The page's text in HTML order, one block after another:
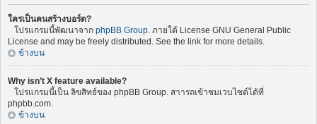
ใครเป็นคนสร้างบอร์ด?
โปรแกรมนี้พัฒนาจาก phpBB Group. ภายใต้ License GNU General Public
License and may be freely distributed. See the link for more details.
ข้างบน
Why isn’t X feature available?
โปรแกรมนี้เป็น ลิขสิทธ์ของ phpBB Group. สาารถเข้าชมเวบไซต์ได้ที่
phpbb.com.
ข้างบน